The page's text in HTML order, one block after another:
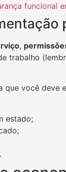
funcional
,
trabalho
que você deve
estado;